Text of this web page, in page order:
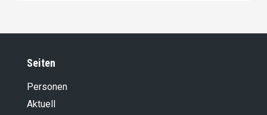
Seiten
Personen
Aktuell